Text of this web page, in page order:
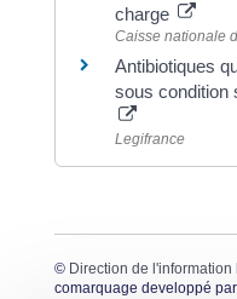
charge
Caisse nationale
Antibiotiques
sous condition
Legifrance
© Direction de
comarquage developpé par